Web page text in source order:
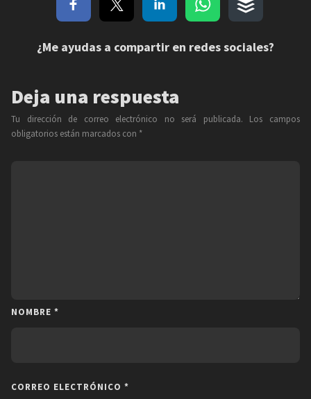
¿Me ayudas a compartir en redes sociales?
Deja una respuesta
Tu dirección de correo electrónico no será publicada.
Los campos
obligatorios están marcados con *
NOMBRE *
CORREO ELECTRÓNICO *